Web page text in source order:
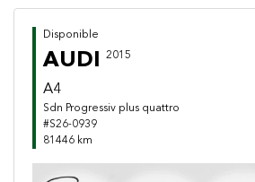
Disponible
AUDI 2015
A4
Sdn Progressiv plus quattro
#S26-0939
81446 km